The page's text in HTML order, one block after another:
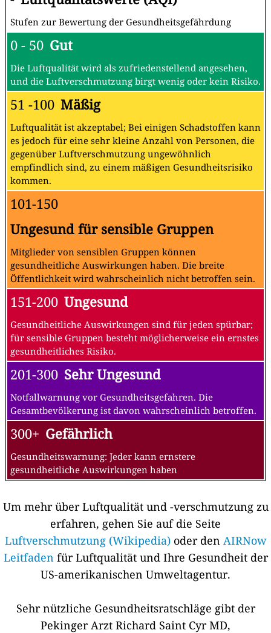
Stufen zur Bewertung der Gesundheitsgefährdung
0 - 50 Gut
Die Luftqualität wird als zufriedenstellend angesehen,
und die Luftverschmutzung birgt wenig oder kein Risiko.
51 -100 Mäßig
Luftqualität ist akzeptabel; Bei einigen Schadstoffen kann
es jedoch für eine sehr kleine Anzahl von Personen, die
gegenüber Luftverschmutzung ungewöhnlich
empfindlich sind, zu einem mäßigen Gesundheitsrisiko
kommen.
101-150
Ungesund für sensible Gruppen
Mitglieder von sensiblen Gruppen können
gesundheitliche Auswirkungen haben. Die breite
Öffentlichkeit wird wahrscheinlich nicht betroffen sein.
151-200 Ungesund
Gesundheitliche Auswirkungen sind für jeden spürbar;
für sensible Gruppen besteht möglicherweise ein ernstes
gesundheitliches Risiko.
201-300 Sehr Ungesund
Notfallwarnung vor Gesundheitsgefahren. Die
Gesamtbevölkerung ist davon wahrscheinlich betroffen.
300+ Gefährlich
Gesundheitswarnung: Jeder kann ernstere
gesundheitliche Auswirkungen haben
Um mehr über Luftqualität und -verschmutzung zu
erfahren, gehen Sie auf die Seite
Luftverschmutzung (Wikipedia)oder den AIRNow
Leitfaden für Luftqualität und Ihre Gesundheit der
US-amerikanischen Umweltagentur.
Sehr nützliche Gesundheitsratschläge gibt der
Pekinger Arzt Richard Saint Cyr MD,